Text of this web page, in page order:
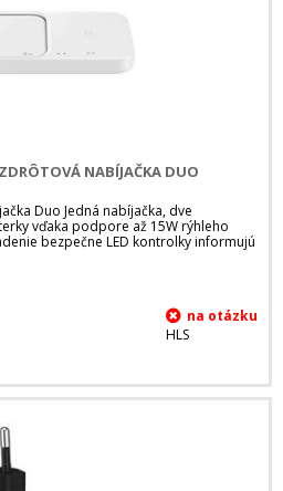
NABÍJAČKA DUO
Duo Jedná nabíjačka, dve
vďaka podpore až 15W rýhleho
bezpečne LED kontrolky informujú
HLS